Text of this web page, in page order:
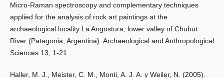
Micro-Raman spectroscopy and complementary techniques
applied for the analysis of rock art paintings at the
archaeological locality La Angostura, lower valley of Chubut
River (Patagonia, Argentina). Archaeological and Anthropological
Sciences 13, 1-21
Haller, M. J., Meister, C. M., Monti, A. J. A. y Weiler, N. (2005).